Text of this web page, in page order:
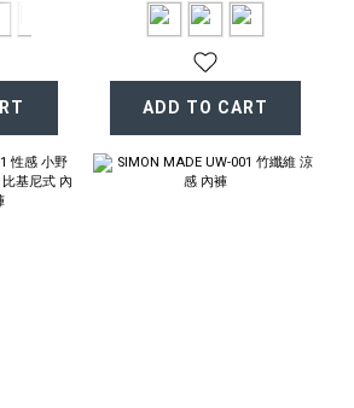
ADD TO CART